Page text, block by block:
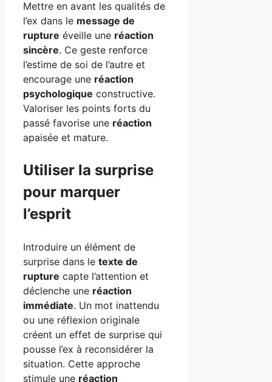
Mettre en avant les qualités de
l’ex dans le message de
rupture éveille une réaction
sincère. Ce geste renforce
l’estime de soi de l’autre et
encourage une réaction
psychologique constructive.
Valoriser les points forts du
passé favorise une réaction
apaisée et mature.
Utiliser la surprise
pour marquer
l’esprit
Introduire un élément de
surprise dans le texte de
rupture capte l’attention et
déclenche une réaction
immédiate. Un mot inattendu
ou une réflexion originale
créent un effet de surprise qui
pousse l’ex à reconsidérer la
situation. Cette approche
stimule une réaction